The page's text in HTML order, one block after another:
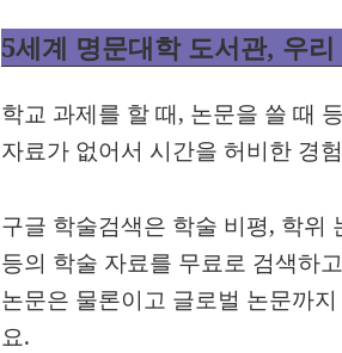
5세계 명문대학 도서관, 우
학교 과제를 할 때, 논문을 쓸 때
자료가 없어서 시간을 허비한 경
구글 학술검색은 학술 비평, 학위
등의 학술 자료를 무료로 검색하
논문은 물론이고 글로벌 논문까
요.